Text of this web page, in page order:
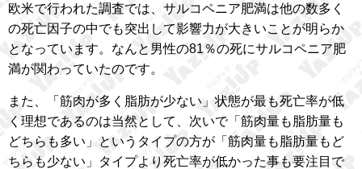
欧米で行われた調査では、サルコペニア肥満は他の数多く
の死亡因子の中でも突出して影響力が大きいことが明らか
となっています。なんと男性の81％の死にサルコペニア肥
満が関わっていたのです。
また、「筋肉が多く脂肪が少ない」状態が最も死亡率が低
く理想であるのは当然として、次いで「筋肉量も脂肪量も
どちらも多い」というタイプの方が「筋肉量も脂肪量もど
ちらも少ない」タイプより死亡率が低かった事も要注目で